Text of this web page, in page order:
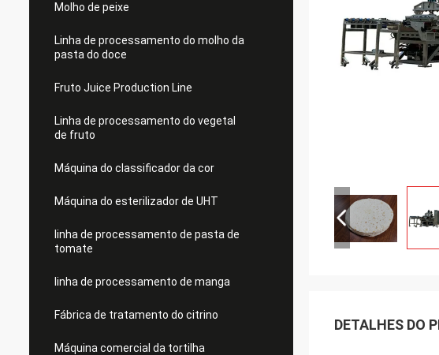
Molho de peixe
Linha de processamento do molho da
pasta do doce
Fruto Juice Production Line
Linha de processamento do vegetal
de fruto
Máquina do classificador da cor
Máquina do esterilizador de UHT
linha de processamento de pasta de
tomate
linha de processamento de manga
Fábrica de tratamento do citrino
Máquina comercial da tortilha
DETALHES DO